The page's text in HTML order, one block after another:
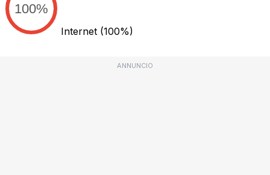
100%
Internet (100%)
ANNUNCIO